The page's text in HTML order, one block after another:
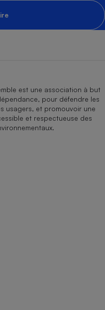
est une association à but
pour défendre les
usagers, et promouvoir une
et respectueuse des